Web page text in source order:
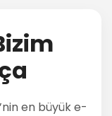
en büyük e-